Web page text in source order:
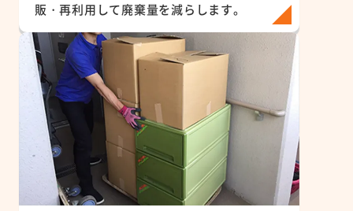
販・再利用して廃棄量を減らします。